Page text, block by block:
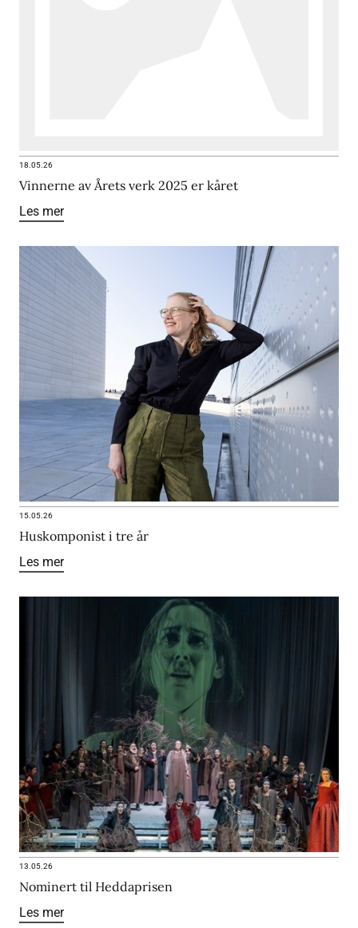
18.05.26
Vinnerne av Årets verk 2025 er kåret
Les mer
15.05.26
Huskomponist i tre år
Les mer
13.05.26
Nominert til Heddaprisen
Les mer